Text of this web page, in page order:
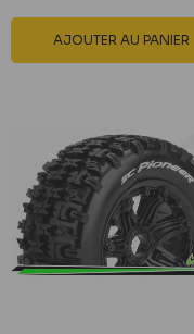
AJOUTER AU PANIER